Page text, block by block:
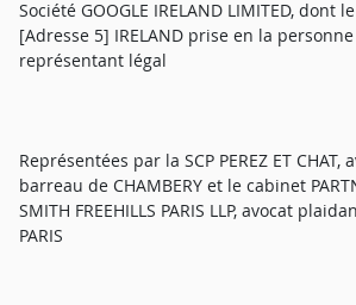
Société GOOGLE IRELAND LIMITED, dont
[Adresse 5] IRELAND prise en la
représentant légal
Représentées par la SCP PEREZ ET
barreau de CHAMBERY et le cabinet
SMITH FREEHILLS PARIS LLP, avocat
PARIS